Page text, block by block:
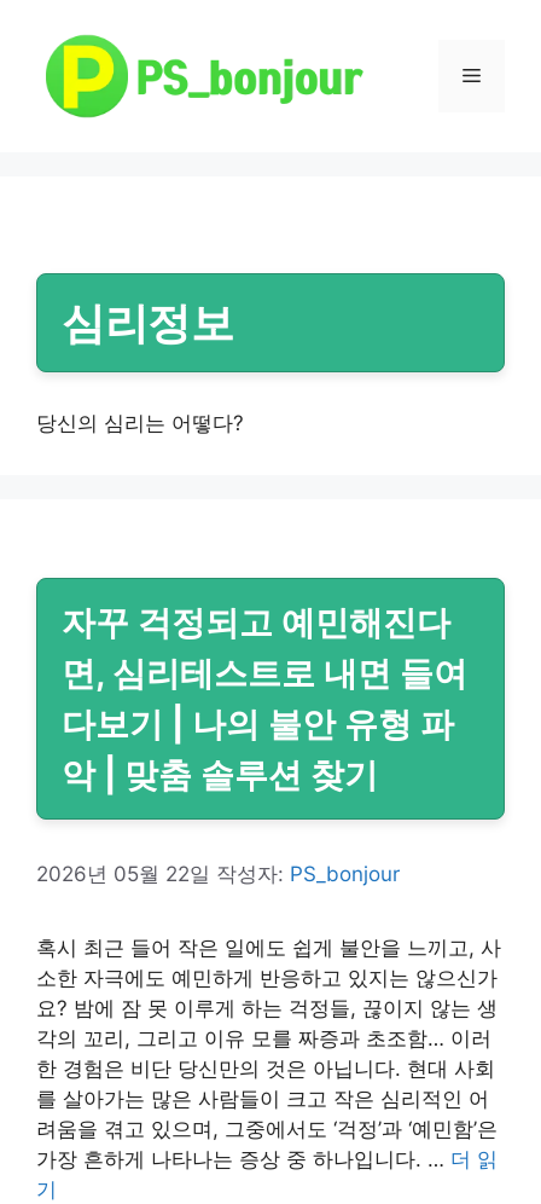
메
심리정보
당신의 심리는 어떻다?
자꾸 걱정되고 예민해진다
면, 심리테스트로 내면 들여
다보기 | 나의 불안 유형 파
악 | 맞춤 솔루션 찾기
2026년 05월 22일 작성자: PS_bonjour
혹시 최근 들어 작은 일에도 쉽게 불안을 느끼고, 사
소한 자극에도 예민하게 반응하고 있지는 않으신가
요? 밤에 잠 못 이루게 하는 걱정들, 끊이지 않는 생
각의 꼬리, 그리고 이유 모를 짜증과 초조함… 이러
한 경험은 비단 당신만의 것은 아닙니다. 현대 사회
를 살아가는 많은 사람들이 크고 작은 심리적인 어
려움을 겪고 있으며, 그중에서도 ‘걱정’과 ‘예민함’은
가장 흔하게 나타나는 증상 중 하나입니다. … 더 읽
기